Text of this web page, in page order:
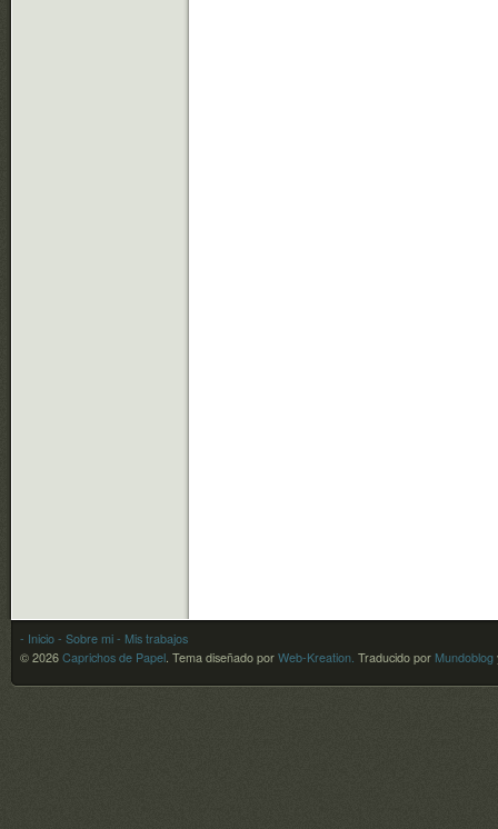
- Inicio - Sobre mi - Mis trabajos
© 2026 Caprichos de Papel. Tema diseñado por Web-Kreation. Traducido por Mundoblog